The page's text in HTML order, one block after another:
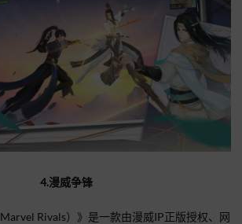
4.漫威争锋
Marvel Rivals）》是一款由漫威IP正版授权、网